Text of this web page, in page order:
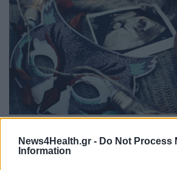
News4Health.gr - Do Not Process
Information
Ξεκινά η κλινική δοκιμή